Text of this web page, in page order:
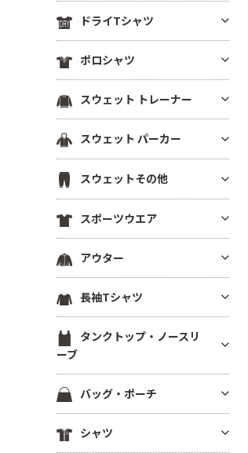
定番無地Tシャツ
薄手Tシャツ(4.9oz以下)
中肉厚Tシャツ(5～5.5oz)
4oz)
VネックTシャツ
ポケットTシャツ
オーガニック・天然素材Tシャ
ツ
リサイクル素材Tシャツ
7分袖・5分袖（ハーフスリー
ブ）
ラグランTシャツ
後染め・タイダイTシャツ
クロップドTシャツ
きれいめ・上質プレミアムTシ
ボーダーTシャツ
ドライTシャツ
定番無地ドライTシャツ
ドライTシャツ(半袖)
ドライTシャツ(長袖)
ドライノースリーブTシャツ
ドライTシャツその他
ポロシャツ
ドライポロシャツ(半袖)
ドライポロシャツ(長袖)
綿ポロシャツ(半袖)
綿ポロシャツ(長袖)
鹿の子ポロシャツ
ポケ無しポロシャツ
ポケ付きポロシャツ
ボタンダウンポロシャツ
スウェット トレーナー
薄手トレーナー(8.9oz以下)
中肉トレーナー(9～10.9oz)
厚手トレーナー(11oz～)
裏毛(裏パイル)トレーナー
裏起毛トレーナー
ドライスウェット トレーナー
ビッグシルエット トレーナー
スウェット パーカー
プルオーバーパーカー
ジップパーカー
薄手パーカー(8.9oz以下)
中肉パーカー(9～10.9oz)
厚手パーカー(11oz～)
裏毛(裏パイル)パーカー
裏起毛パーカー
ドライスウェット パーカー
パーカーその他
スウェットその他
スウェットパンツ
スウェットショーツ
スウェットジャケット
スウェットカーディガン
半袖スウェット
スポーツウエア
スポーツウエア トップス(半袖)
スポーツウエア トップス(長袖)
スポーツウエア ノースリーブ
ジャージ トラックパンツ
ハーフパンツ・ショーツ
ロングパンツ
アウター
ブルゾン(裏地なし)
ブルゾン(裏地あり)
ブルゾン(厚手・防寒）
イベントブルゾン
コーチジャケット
スタジアムジャンパー
スポーツジャケット
長袖Tシャツ
定番無地長袖Tシャツ
ドライ・機能性長袖Tシャツ
薄手長袖Tシャツ(4.9oz以下)
中肉長袖厚Tシャツ(5～5.5oz)
ヘビーウエイト長袖Tシャツ(5.
6～6.4oz)
タンクトップ・ノースリ
ーブ
タンクトップ
ノースリーブ
ドライノースリーブ
バッグ・ポーチ
コットンバッグ
キャンバストートバッグ
シャツ